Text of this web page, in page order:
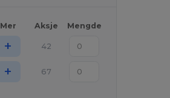
Mer Aksje Mengde
+ 42
+ 67